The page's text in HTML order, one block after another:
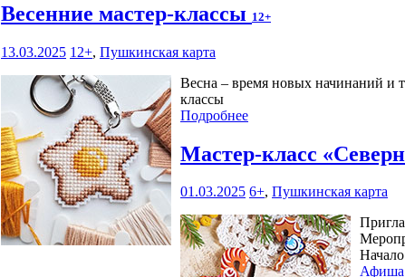
Весенние мастер-классы 12+
13.03.2025 12+, Пушкинская карта
Весна – время новых начинаний и
классы
Подробнее
Мастер-класс
01.03.2025 6+, Пушкинская карта
Афиша